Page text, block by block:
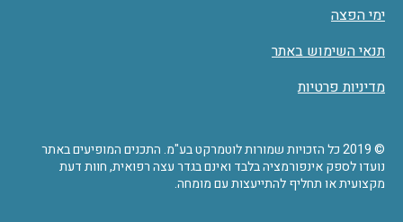
ימי הפצה
תנאי השימוש באתר
מדיניות פרטיות
© 2019 כל הזכויות שמורות לוטמרקט בע"מ. התכנים המופיעים באתר
נועדו לספק אינפורמציה בלבד ואינם בגדר עצה רפואית, חוות דעת
מקצועית או תחליף להתייעצות עם מומחה.